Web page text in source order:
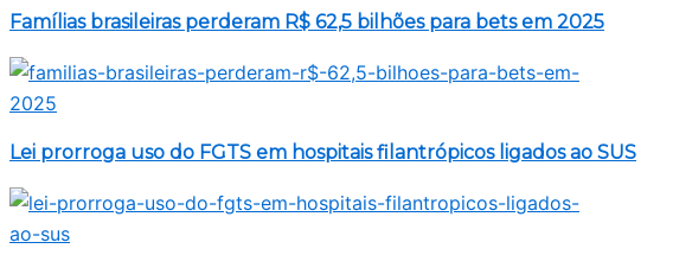
Famílias brasileiras perderam R$ 62,5 bilhões para bets em 2025
Lei prorroga uso do FGTS em hospitais filantrópicos ligados ao SUS